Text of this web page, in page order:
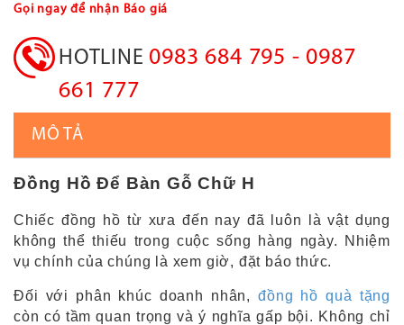
Gọi ngay để nhận Báo giá
HOTLINE 0983 684 795 - 0987
661 777
MÔ TẢ
Đồng Hồ Để Bàn Gỗ Chữ H
Chiếc đồng hồ từ xưa đến nay đã luôn là vật dụng
không thể thiếu trong cuộc sống hàng ngày. Nhiệm
vụ chính của chúng là xem giờ, đặt báo thức.
Đối với phân khúc doanh nhân,đồng hồ quà tặng
còn có tầm quan trọng và ý nghĩa gấp bội. Không chỉ